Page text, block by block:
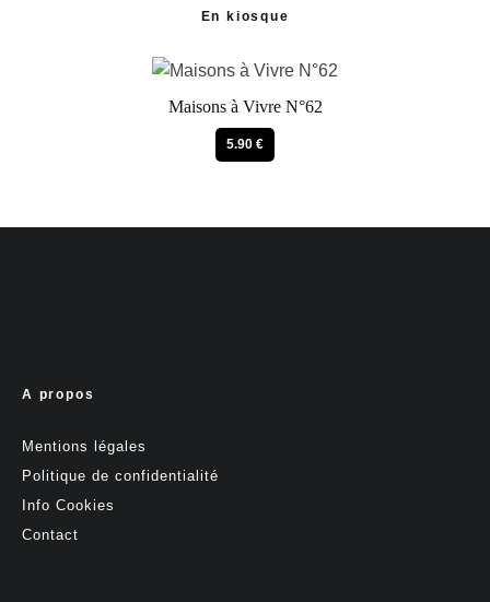
En kiosque
Maisons à Vivre N°62
5.90 €
A propos
Mentions légales
Politique de confidentialité
Info Cookies
Contact